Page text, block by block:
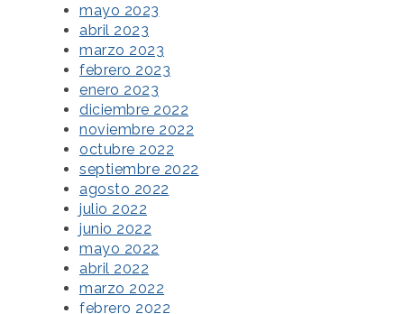
mayo 2023
abril 2023
marzo 2023
febrero 2023
enero 2023
diciembre 2022
noviembre 2022
octubre 2022
septiembre 2022
agosto 2022
julio 2022
junio 2022
mayo 2022
abril 2022
marzo 2022
febrero 2022